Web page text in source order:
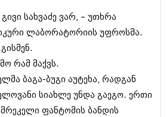
სახვაძე ვარ, – უთხრა
ლაბორატორიის უფროსმა.
რამ მაქვს.
ბაგა-ბუგი აუტეხა, რადგან
სიახლე უნდა გაეგო. ერთი
ფანტომის ბანდის